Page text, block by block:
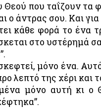
Θεού που ταΐζουν
ο άντρας σου. Και
κάθε φορά το ένα
στο υστέρημά
μόνο ένα.
λεπτό της χέρι
μόνο αυτή κι ο